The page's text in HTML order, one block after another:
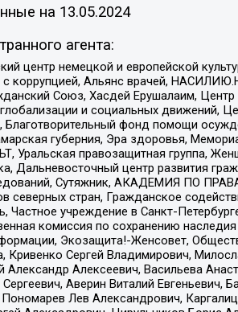
на 13.05.2024
агента:
центр немецкой и европейской
коррупцией, Альянс врачей,
Союз, Хасдей Ерушалаим,
и социальных движений,
фонд помощи
губерния, Эра здоровья,
Уральская правозащитная группа,
Дальневосточный центр развития
Сутяжник, АКАДЕМИЯ ПО
северных стран, Гражданское
учреждение в Санкт-
комиссия по сохранению
Экозащита!-Женсовет,
Кривенко Сергей Владимирович,
Алексеевич, Васильева
Аверин Виталий Евгеньевич,
Лев Александрович,